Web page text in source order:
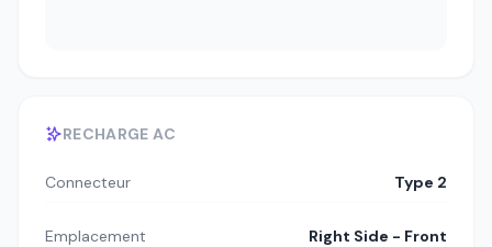
RECHARGE AC
Connecteur Type 2
Emplacement Right Side - Front